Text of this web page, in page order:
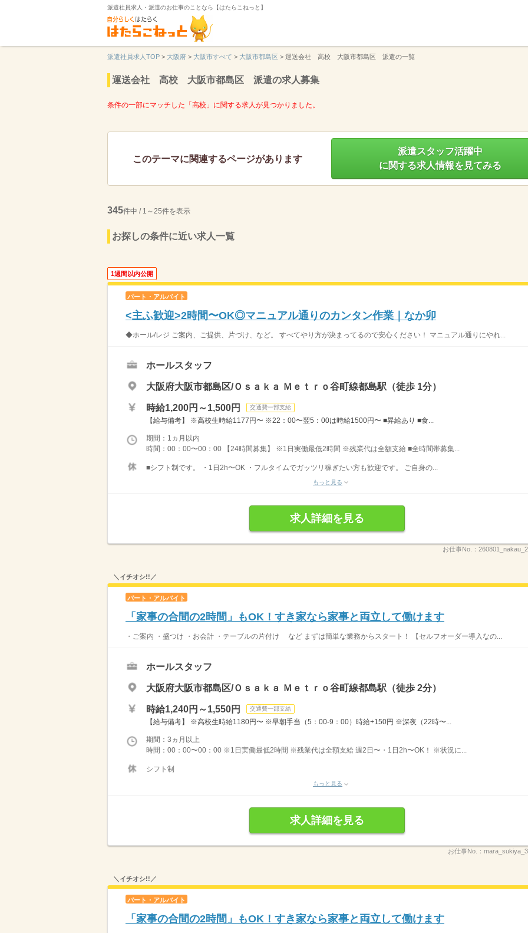
派遣社員求人・派遣のお仕事のことなら【はたらこねっと】
派遣社員求人TOP > 大阪府 > 大阪市すべて > 大阪市都島区 > 運送会社 高校 大阪市都島区 派遣の一覧
運送会社 高校 大阪市都島区 派遣の求人募集
条件の一部にマッチした「高校」に関する求人が見つかりました。
このテーマに関連するページがあります
派遣スタッフ活躍中
に関する求人情報を見てみる
345件中 / 1～25件を表示
お探しの条件に近い求人一覧
1週間以内公開
パート・アルバイト
<主ふ歓迎>2時間〜OK◎マニュアル通りのカンタン作業｜なか卯
◆ホール/レジ ご案内、ご提供、片づけ、など。 すべてやり方が決まってるので安心ください！ マニュアル通りにやれ...
ホールスタッフ
大阪府大阪市都島区/Ｏｓａｋａ Ｍｅｔｒｏ谷町線都島駅（徒歩 1分）
時給1,200円～1,500円 交通費一部支給
【給与備考】 ※高校生時給1177円〜 ※22：00〜翌5：00は時給1500円〜 ■昇給あり ■食...
期間：1ヵ月以内
時間：00：00〜00：00 【24時間募集】 ※1日実働最低2時間 ※残業代は全額支給 ■全時間帯募集...
■シフト制です。 ・1日2h〜OK ・フルタイムでガッツリ稼ぎたい方も歓迎です。 ご自身の...
もっと見る
求人詳細を見る
お仕事No.：
＼イチオシ!!／
パート・アルバイト
「家事の合間の2時間」もOK！すき家なら家事と両立して働けます
・ご案内 ・盛つけ ・お会計 ・テーブルの片付け など まずは簡単な業務からスタート！ 【セルフオーダー導入なの...
ホールスタッフ
大阪府大阪市都島区/Ｏｓａｋａ Ｍｅｔｒｏ谷町線都島駅（徒歩 2分）
時給1,240円～1,550円 交通費一部支給
【給与備考】 ※高校生時給1180円〜 ※早朝手当（5：00-9：00）時給+150円 ※深夜（22時〜...
期間：3ヵ月以上
時間：00：00〜00：00 ※1日実働最低2時間 ※残業代は全額支給 週2日〜・1日2h〜OK！ ※状況に...
シフト制
もっと見る
求人詳細を見る
お仕事No.：
＼イチオシ!!／
パート・アルバイト
「家事の合間の2時間」もOK！すき家なら家事と両立して働けます